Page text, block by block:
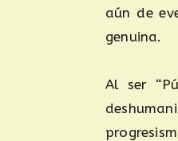
aún de
genuina.
Al ser